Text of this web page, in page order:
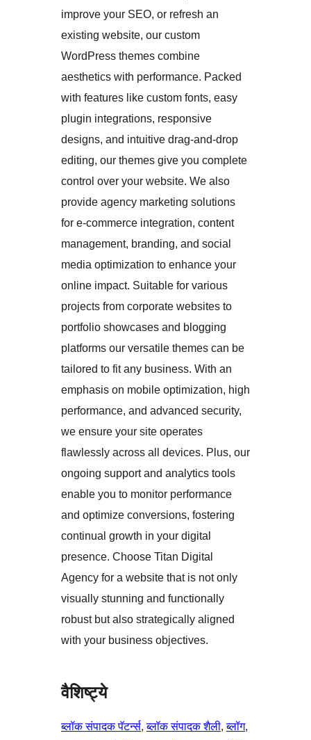
improve your SEO, or refresh an
existing website, our custom
WordPress themes combine
aesthetics with performance. Packed
with features like custom fonts, easy
plugin integrations, responsive
designs, and intuitive drag-and-drop
editing, our themes give you complete
control over your website. We also
provide agency marketing solutions
for e-commerce integration, content
management, branding, and social
media optimization to enhance your
online impact. Suitable for various
projects from corporate websites to
portfolio showcases and blogging
platforms our versatile themes can be
tailored to fit any business. With an
emphasis on mobile optimization, high
performance, and advanced security,
we ensure your site operates
flawlessly across all devices. Plus, our
ongoing support and analytics tools
enable you to monitor performance
and optimize conversions, fostering
continual growth in your digital
presence. Choose Titan Digital
Agency for a website that is not only
visually stunning and functionally
robust but also strategically aligned
with your business objectives.
वैशिष्ट्ये
ब्लॉक संपादक पॅटर्न्स, ब्लॉक संपादक शैली, ब्लॉग